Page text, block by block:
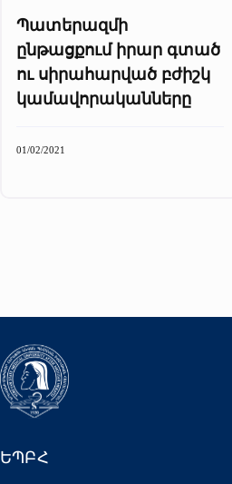
Պատերազմի
ընթացքում իրար գտած
ու սիրահարված բժիշկ
կամավորականները
01/02/2021
ԵՊԲՀ